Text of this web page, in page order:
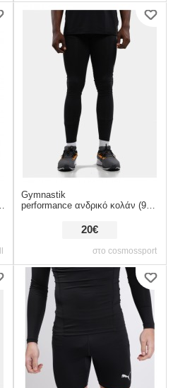
στο cosmossport
Gymnastik
performance ανδρικό κολάν (9000101433_1469)
20€